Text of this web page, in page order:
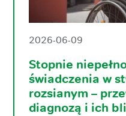
2026-06-09
Stopnie
świadczenia w
rozsianym –
diagnozą i ich